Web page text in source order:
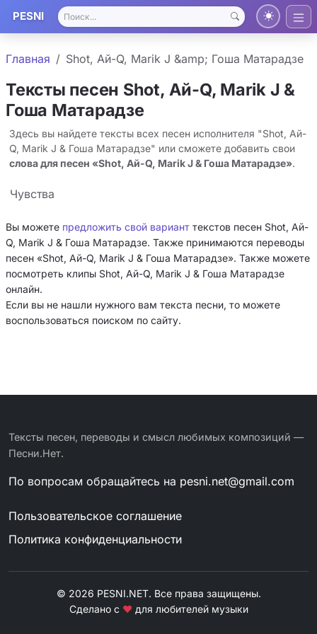
PESNI
Главная Shot, Ай-Q, Marik J &amp; Гоша Матарадзе
Тексты песен Shot, Ай-Q, Marik J &
Гоша Матарадзе
Здесь вы найдете тексты всех песен исполнителя "Shot, Ай-
Q, Marik J & Гоша Матарадзе" или сможете добавить свои
слова для песен «Shot, Ай-Q, Marik J & Гоша Матарадзе».
Чувства
Вы можете предложить свой вариант текстов песен Shot, Ай-
Q, Marik J & Гоша Матарадзе. Также принимаются переводы
песен «Shot, Ай-Q, Marik J & Гоша Матарадзе». Также можете
посмотреть клипы Shot, Ай-Q, Marik J & Гоша Матарадзе
онлайн.
Если вы не нашли нужного вам текста песни, то можете
воспользоваться поиском по сайту.
Тексты песен, переводы и смысл любимых композиций —
Песни.Нет.
По вопросам обращайтесь на pesni.net@gmail.com
Пользовательское соглашение
Политика конфиденциальности
© 2026 PESNI.NET. Все права защищены.
Сделано с ❤ для любителей музыки